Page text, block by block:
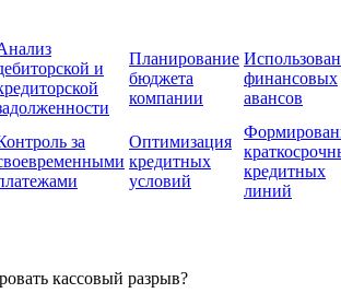
и
Планирование
бюджета
компании
финансовых
авансов
за
Оптимизация
кредитных
условий
кредитных
линий
кассовый разрыв?